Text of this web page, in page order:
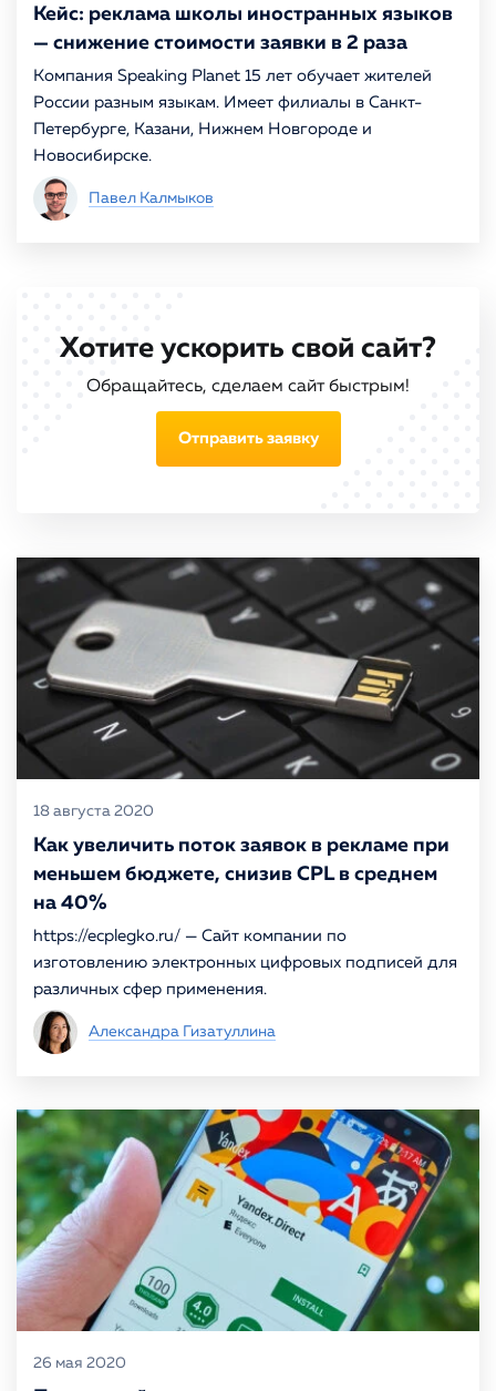
Кейс: реклама школы иностранных языков
— снижение стоимости заявки в 2 раза
Компания Speaking Planet 15 лет обучает жителей
России разным языкам. Имеет филиалы в Санкт-
Петербурге, Казани, Нижнем Новгороде и
Новосибирске.
Павел Калмыков
Хотите ускорить свой сайт?
Обращайтесь, сделаем сайт быстрым!
Отправить заявку
18 августа 2020
Как увеличить поток заявок в рекламе при
меньшем бюджете, снизив CPL в среднем
на 40%
https://ecplegko.ru/ — Сайт компании по
изготовлению электронных цифровых подписей для
различных сфер применения.
Александра Гизатуллина
26 мая 2020